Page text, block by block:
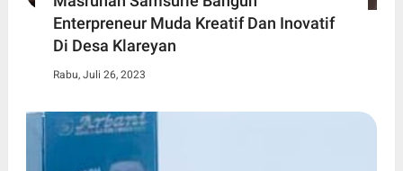
Enterpreneur Muda Kreatif Dan Inovatif
Di Desa Klareyan
Rabu, Juli 26, 2023